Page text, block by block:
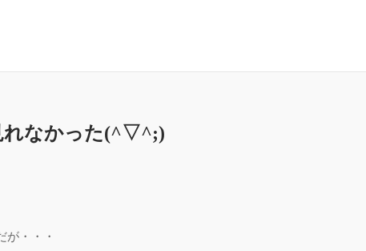
れなかった(^▽^;)
・・・